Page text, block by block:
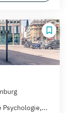
Psychologie,...